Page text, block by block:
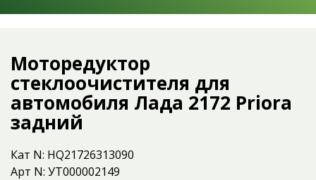
Моторедуктор
стеклоочистителя для
автомобиля Лада 2172 Priora
задний
Кат N: HQ21726313090
Арт N: УТ000002149